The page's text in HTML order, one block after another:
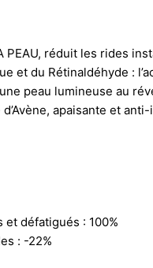
PEAU, réduit les rides
et du Rétinaldéhyde :
une peau lumineuse au
apaisante et
défatigués : 100%
: -22%